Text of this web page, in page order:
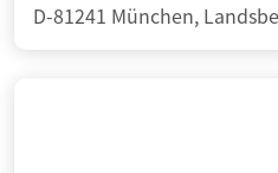
D-81241 München,